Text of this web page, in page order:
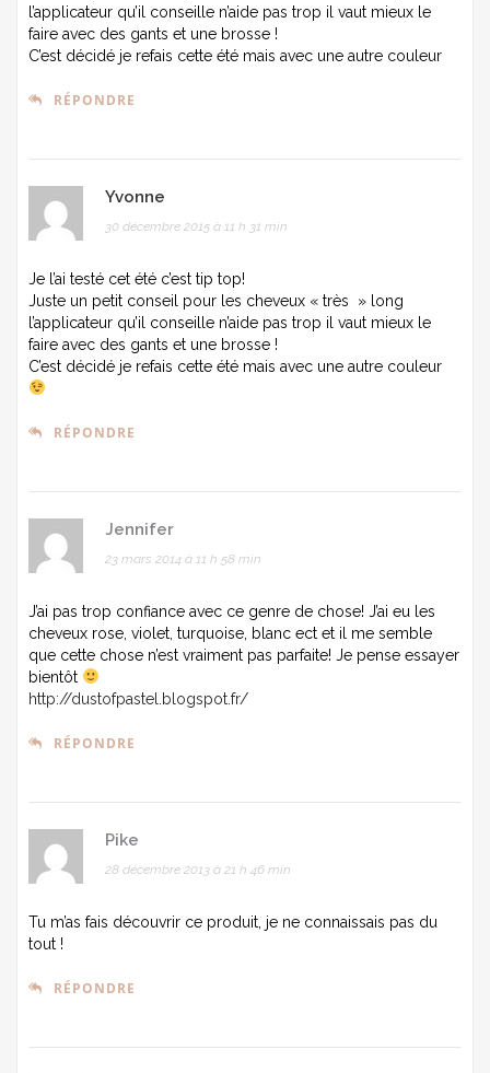
l’applicateur qu’il conseille n’aide pas trop il vaut mieux le
faire avec des gants et une brosse !
C’est décidé je refais cette été mais avec une autre couleur
RÉPONDRE
Yvonne
30 décembre 2015 à 11 h 31 min
Je l’ai testé cet été c’est tip top!
Juste un petit conseil pour les cheveux « très » long
l’applicateur qu’il conseille n’aide pas trop il vaut mieux le
faire avec des gants et une brosse !
C’est décidé je refais cette été mais avec une autre couleur
RÉPONDRE
Jennifer
23 mars 2014 à 11 h 58 min
J’ai pas trop confiance avec ce genre de chose! J’ai eu les
cheveux rose, violet, turquoise, blanc ect et il me semble
que cette chose n’est vraiment pas parfaite! Je pense essayer
bientôt
http://dustofpastel.blogspot.fr/
RÉPONDRE
Pike
28 décembre 2013 à 21 h 46 min
Tu m’as fais découvrir ce produit, je ne connaissais pas du
tout !
RÉPONDRE